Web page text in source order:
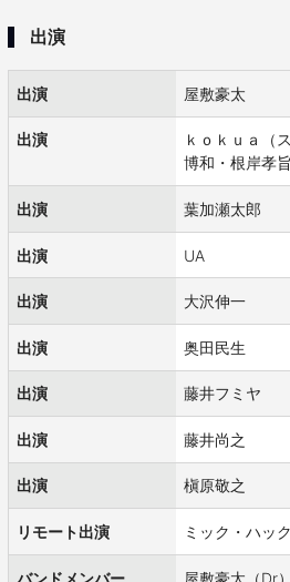
出演
出演 屋敷豪太
出演
ｋｏｋｕａ（
博和・根岸孝
出演 葉加瀬太郎
出演 UA
出演 大沢伸一
出演 奥田民生
出演 藤井フミヤ
出演 藤井尚之
出演 槇原敬之
リモート出演 ミック・ハッ
バンドメンバー 屋敷豪太（Dr）